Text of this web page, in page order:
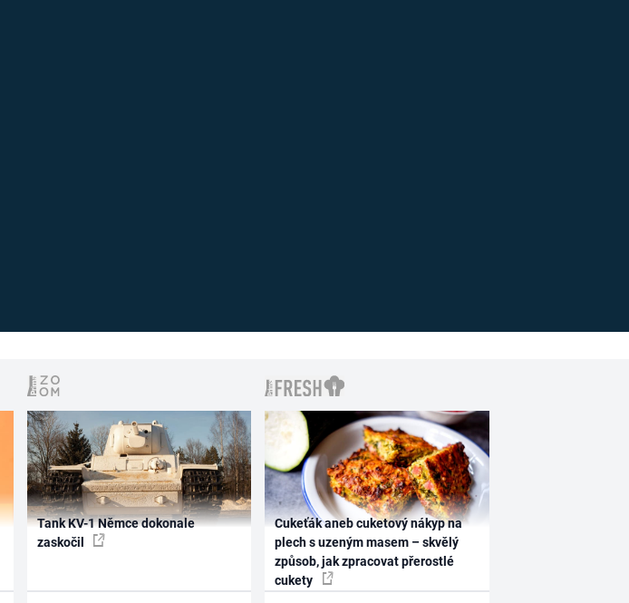
Tank KV-1 Němce dokonale
zaskočil
Cukeťák aneb cuketový nákyp na
plech s uzeným masem – skvělý
způsob, jak zpracovat přerostlé
cukety